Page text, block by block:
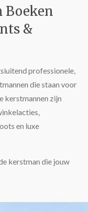
Boeken
&
professionele,
die staan voor
kerstmannen zijn
en luxe
kerstman die jouw
*
*